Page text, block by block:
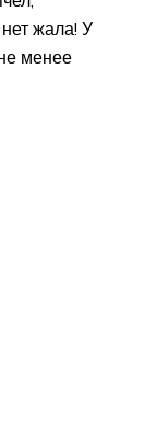
жала! У
менее